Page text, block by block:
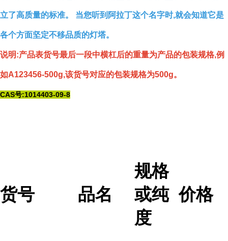
立了高质量的标准。 当您听到阿拉丁这个名字时,就会知道它是
各个方面坚定不移品质的灯塔。
说明:产品表货号最后一段中横杠后的重量为产品的包装规格,例
如A123456-500g,该货号对应的包装规格为500g。
CAS号:1014403-09-8
货号 品名
规格
或纯
度
价格